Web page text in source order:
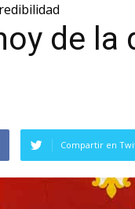
de la
Compartir en